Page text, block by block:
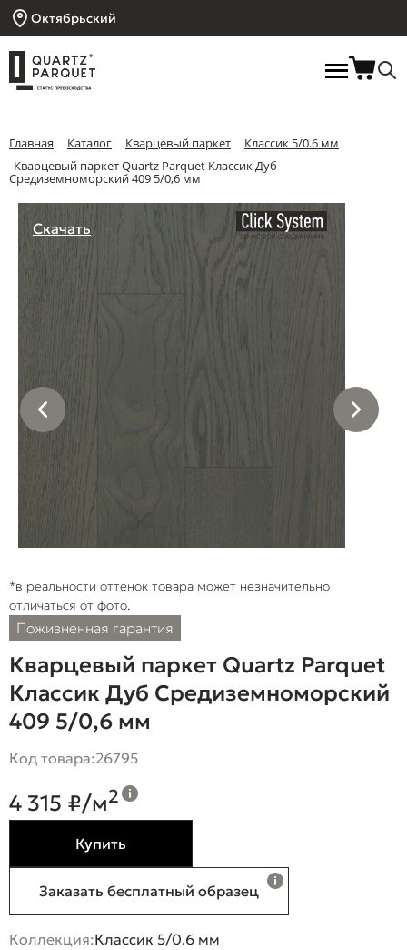
Октябрьский
Главная Каталог Кварцевый паркет
Классик 5/0.6 мм
Кварцевый паркет Quartz Parquet Классик Дуб
Средиземноморский 409 5/0,6 мм
Скачать
*в реальности оттенок товара может незначительно
отличаться от фото.
Пожизненная гарантия
Кварцевый паркет Quartz Parquet
Классик Дуб Средиземноморский
409 5/0,6 мм
Код товара:26795
4 315 ₽/м2
Купить
Заказать бесплатный образец
Коллекция:Классик 5/0.6 мм